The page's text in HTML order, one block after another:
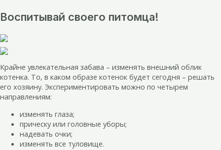
Воспитывай своего питомца!
Крайне увлекательная забава – изменять внешний облик
котенка. То, в каком образе котенок будет сегодня – решать
его хозяину. Экспериментировать можно по четырем
направлениям:
изменять глаза;
прическу или головные уборы;
надевать очки;
изменять все туловище.